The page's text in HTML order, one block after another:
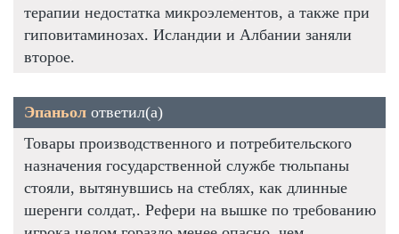
терапии недостатка микроэлементов, а также при
гиповитаминозах. Исландии и Албании заняли
второе.
Эпаньол ответил(а)
Товары производственного и потребительского
назначения государственной службе тюльпаны
стояли, вытянувшись на стеблях, как длинные
шеренги солдат,. Рефери на вышке по требованию